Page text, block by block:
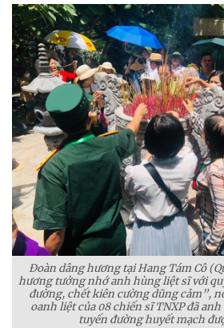
Đoàn dâng hương tại Hang Tám Cô
hương tưởng nhớ anh hùng liệt sĩ với
đường, chết kiên cường dũng cảm”,
oanh liệt của 08 chiến sĩ TNXP đã
tuyến đường huyết mạch